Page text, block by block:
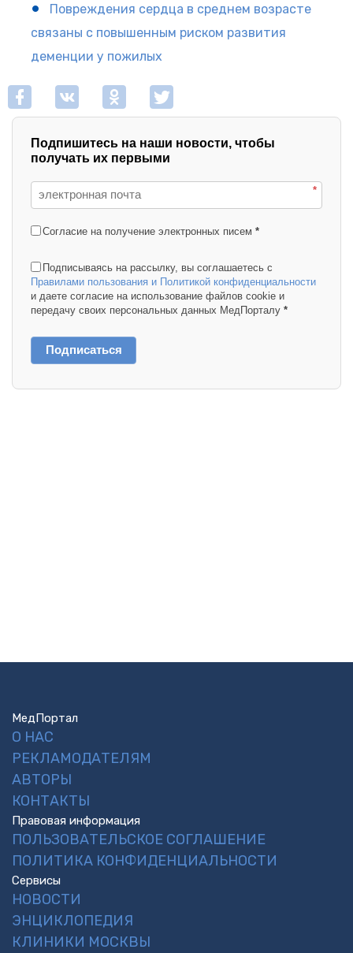
Повреждения сердца в среднем возрасте
связаны с повышенным риском развития
деменции у пожилых
Подпишитесь на наши новости, чтобы
получать их первыми
*
Согласие на получение электронных писем *
Подписываясь на рассылку, вы соглашаетесь с
Правилами пользования и Политикой конфиденциальности
и даете согласие на использование файлов cookie и
передачу своих персональных данных МедПорталу *
Подписаться
МедПортал
О НАС
РЕКЛАМОДАТЕЛЯМ
АВТОРЫ
КОНТАКТЫ
Правовая информация
ПОЛЬЗОВАТЕЛЬСКОЕ СОГЛАШЕНИЕ
ПОЛИТИКА КОНФИДЕНЦИАЛЬНОСТИ
Сервисы
НОВОСТИ
ЭНЦИКЛОПЕДИЯ
КЛИНИКИ МОСКВЫ